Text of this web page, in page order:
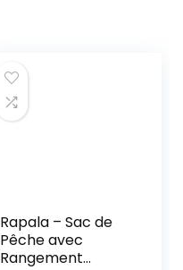
Rapala – Sac de
Pêche avec
Rangement